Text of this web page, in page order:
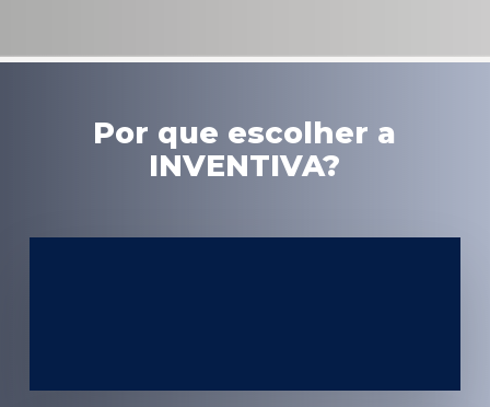
Por que escolher a
INVENTIVA?